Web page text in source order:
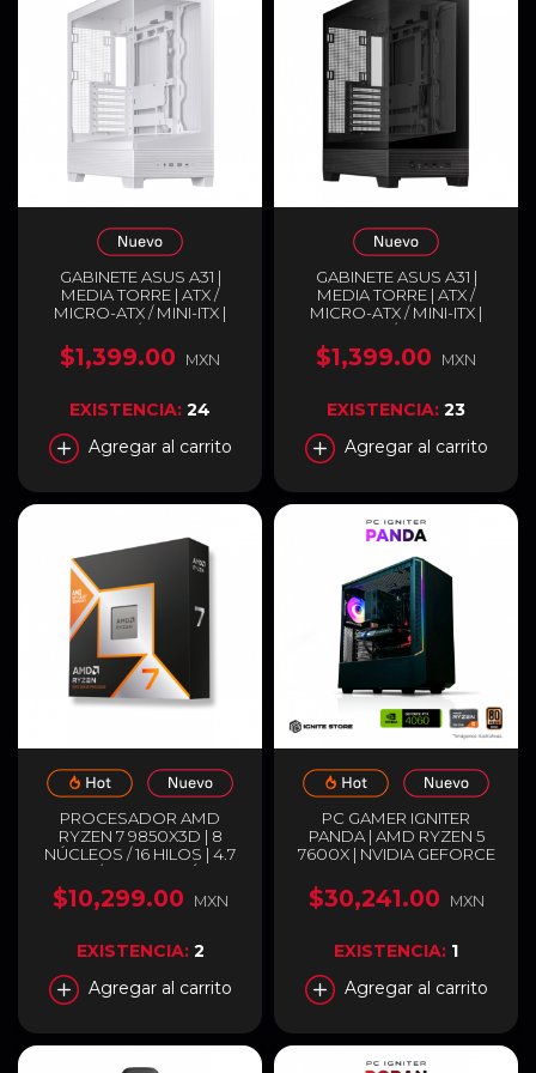
GABINETE ASUS A31 |
MEDIA TORRE | ATX /
MICRO-ATX / MINI-ITX |
USB-C 3.2 / USB-A 3.2 |
DISEÑO PANORÁMICO
CON DOBLE CRISTAL
A31/WT/TG
$1,399.00 MXN
EXISTENCIA: 24
Agregar al carrito
GABINETE ASUS A31 |
MEDIA TORRE | ATX /
MICRO-ATX / MINI-ITX |
USB-C 3.2 / USB-A 3.2 |
DISEÑO PANORÁMICO
CON DOBLE CRISTAL
A31/BK/TG
$1,399.00 MXN
EXISTENCIA: 23
Agregar al carrito
PROCESADOR AMD
RYZEN 7 9850X3D | 8
NÚCLEOS / 16 HILOS | 4.7
GHZ / 5.6 GHZ (MÁX) |
SOCKET AM5 | 96MB
CACHÉ L3 | AMD RADEON
DISIPADOR | 100-
100001973WOF
$10,299.00 MXN
EXISTENCIA: 2
Agregar al carrito
PC GAMER IGNITER
PANDA | AMD RYZEN 5
7600X | NVIDIA GEFORCE
RAM DDR5 | SSD 1TB M.2 |
ENTREGA INMEDIATA
$30,241.00 MXN
EXISTENCIA: 1
Agregar al carrito